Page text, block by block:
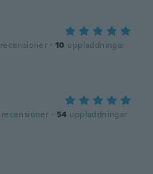
recensioner · 10 uppladdningar
recensioner · 54 uppladdningar